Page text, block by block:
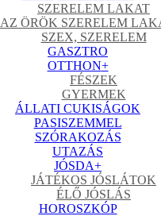
SZERELEM LAKAT
AZ ÖRÖK SZERELEM
SZEX, SZERELEM
GASZTRO
OTTHON+
FÉSZEK
GYERMEK
ÁLLATI CUKISÁGOK
PASISZEMMEL
SZÓRAKOZÁS
UTAZÁS
JÓSDA+
JÁTÉKOS JÓSLÁTOK
ÉLŐ JÓSLÁS
HOROSZKÓP